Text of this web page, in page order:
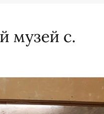
музей с.